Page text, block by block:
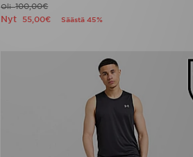
Oli100,00€
Nyt 55,00€ Säästä 45%